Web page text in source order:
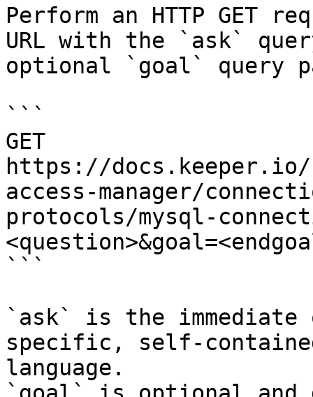
Perform an HTTP GET
URL with the `ask`
optional `goal` query
```
GET
https://
access-manager/
protocols/mysql-
```
`ask` is the
specific, self-
language.